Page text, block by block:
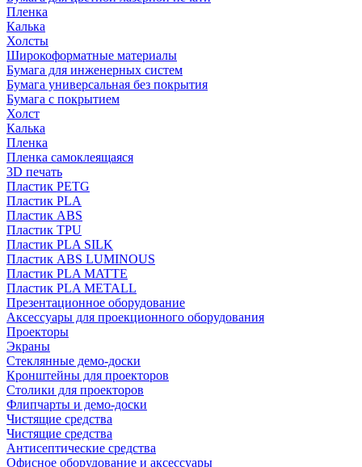
Пленка
Калька
Холсты
Широкоформатные материалы
Бумага для инженерных систем
Бумага универсальная без покрытия
Бумага с покрытием
Холст
Калька
Пленка
Пленка самоклеящаяся
3D печать
Пластик PETG
Пластик PLA
Пластик ABS
Пластик TPU
Пластик PLA SILK
Пластик ABS LUMINOUS
Пластик PLA MATTE
Пластик PLA METALL
Презентационное оборудование
Аксессуары для проекционного оборудования
Проекторы
Экраны
Стеклянные демо-доски
Кронштейны для проекторов
Столики для проекторов
Флипчарты и демо-доски
Чистящие средства
Чистящие средства
Антисептические средства
Офисное оборудование и аксессуары